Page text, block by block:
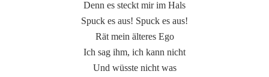
Denn es steckt mir im Hals
Spuck es aus! Spuck es aus!
Rät mein älteres Ego
Ich sag ihm, ich kann nicht
Und wüsste nicht was